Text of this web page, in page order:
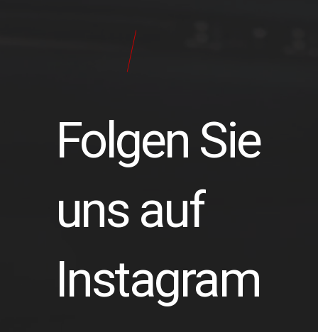
Folgen Sie
uns auf
Instagram